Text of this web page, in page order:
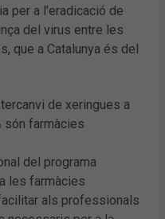
per a l’eradicació de
del virus entre les
que a Catalunya és del
de xeringues a
són farmàcies
del programa
les farmàcies
als professionals